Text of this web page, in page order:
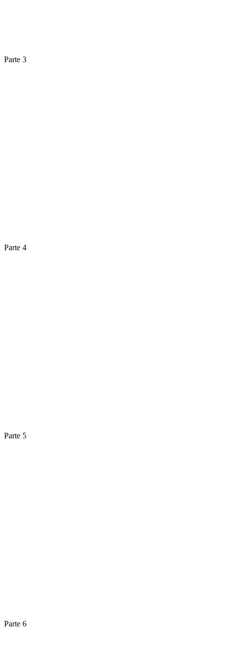
Parte 3
Parte 4
Parte 5
Parte 6